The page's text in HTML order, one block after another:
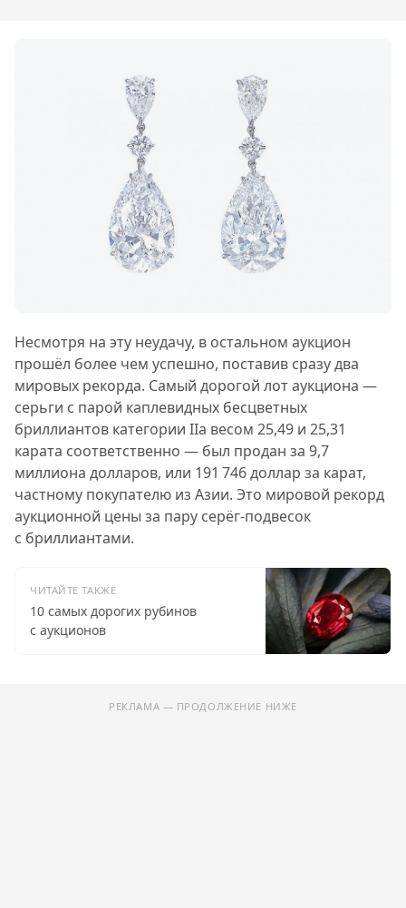
Несмотря на эту неудачу, в остальном аукцион
прошёл более чем успешно, поставив сразу два
мировых рекорда. Самый дорогой лот аукциона —
серьги с парой каплевидных бесцветных
бриллиантов категории IIa весом 25,49 и 25,31
карата соответственно — был продан за 9,7
миллиона долларов, или 191 746 доллар за карат,
частному покупателю из Азии. Это мировой рекорд
аукционной цены за пару серёг-подвесок
с бриллиантами.
ЧИТАЙТЕ ТАКЖЕ
10 самых дорогих рубинов
с аукционов
РЕКЛАМА — ПРОДОЛЖЕНИЕ НИЖЕ